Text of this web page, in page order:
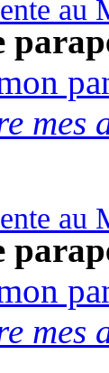
au
mes
au
mes